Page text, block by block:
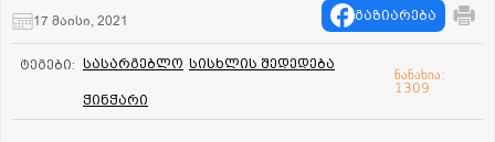
17 მაისი, 2021
გაზიარება
ტეგები: სასარგებლო სისხლის შედედება
ჭინჭარი
ნანახია:
1309